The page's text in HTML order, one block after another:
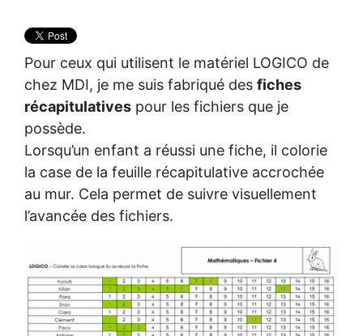
Pour ceux qui utilisent le matériel LOGICO de
chez MDI, je me suis fabriqué des fiches
récapitulatives pour les fichiers que je
possède.
Lorsqu’un enfant a réussi une fiche, il colorie
la case de la feuille récapitulative accrochée
au mur. Cela permet de suivre visuellement
l’avancée des fichiers.